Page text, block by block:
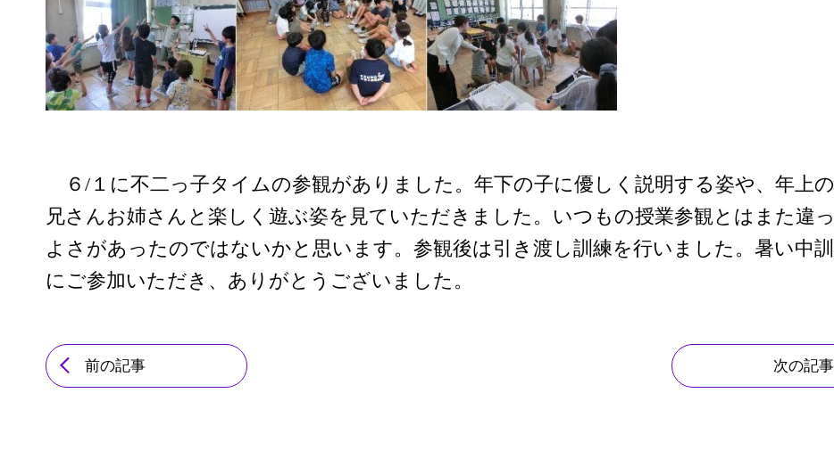
６/１に不二っ子タイムの参観がありました。年下の子に優しく説明する姿や、年上
兄さんお姉さんと楽しく遊ぶ姿を見ていただきました。いつもの授業参観とはまた違
よさがあったのではないかと思います。参観後は引き渡し訓練を行いました。暑い中
にご参加いただき、ありがとうございました。
前の記事 次の記事